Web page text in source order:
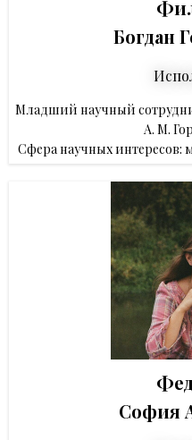
Богдан
Младший научный
А. М.
Сфера научных
София